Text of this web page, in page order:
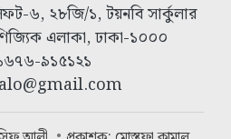
৬, ২৮জি/১, টয়নবি সার্কুলার
এলাকা, ঢাকা-১০০০
৯১৫১২১